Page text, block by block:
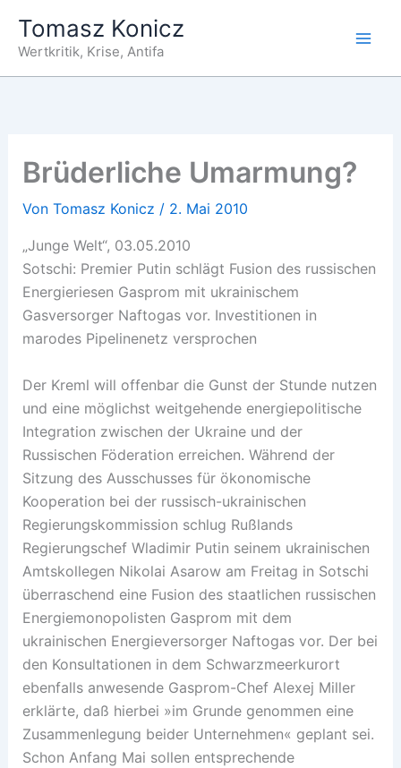
Inhalt
springen
Tomasz Konicz
Wertkritik, Krise, Antifa
Brüderliche Umarmung?
Von Tomasz Konicz / 2. Mai 2010
„Junge Welt“, 03.05.2010
Sotschi: Premier Putin schlägt Fusion des russischen
Energieriesen Gasprom mit ukrainischem
Gasversorger Naftogas vor. Investitionen in
marodes Pipelinenetz versprochen
Der Kreml will offenbar die Gunst der Stunde nutzen
und eine möglichst weitgehende energiepolitische
Integration zwischen der Ukraine und der
Russischen Föderation erreichen. Während der
Sitzung des Ausschusses für ökonomische
Kooperation bei der russisch-ukrainischen
Regierungskommission schlug Rußlands
Regierungschef Wladimir Putin seinem ukrainischen
Amtskollegen Nikolai Asarow am Freitag in Sotschi
überraschend eine Fusion des staatlichen russischen
Energiemonopolisten Gasprom mit dem
ukrainischen Energieversorger Naftogas vor. Der bei
den Konsultationen in dem Schwarzmeerkurort
ebenfalls anwesende Gasprom-Chef Alexej Miller
erklärte, daß hierbei »im Grunde genommen eine
Zusammenlegung beider Unternehmen« geplant sei.
Schon Anfang Mai sollen entsprechende